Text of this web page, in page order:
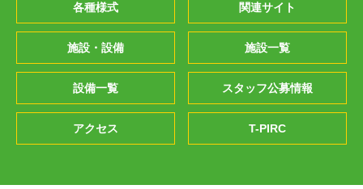
各種様式 関連サイト
施設・設備 施設一覧
設備一覧 スタッフ公募情報
アクセス T-PIRC